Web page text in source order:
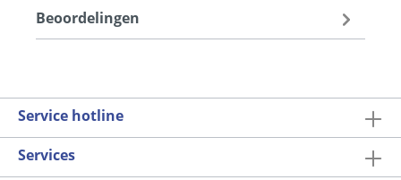
Beoordelingen
Service hotline
Services